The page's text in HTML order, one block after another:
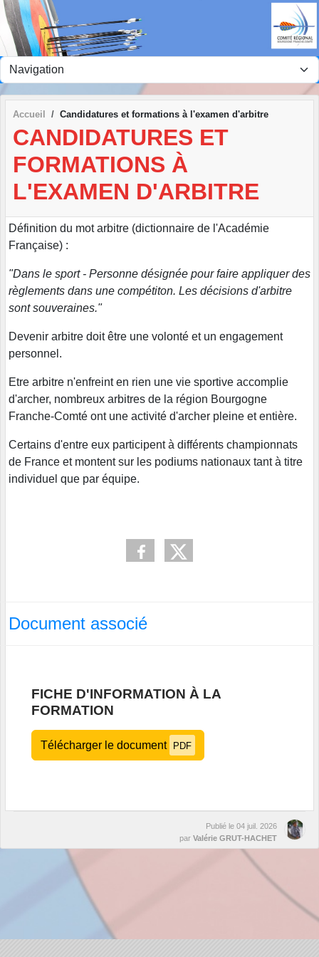
Accueil Candidatures et formations à l'examen d'arbitre
CANDIDATURES ET
FORMATIONS À
L'EXAMEN D'ARBITRE
Définition du mot arbitre (dictionnaire de l'Académie
Française) :
"Dans le sport - Personne désignée pour faire appliquer des
règlements dans une compétiton. Les décisions d'arbitre
sont souveraines."
Devenir arbitre doit être une volonté et un engagement
personnel.
Etre arbitre n'enfreint en rien une vie sportive accomplie
d'archer, nombreux arbitres de la région Bourgogne
Franche-Comté ont une activité d'archer pleine et entière.
Certains d'entre eux participent à différents championnats
de France et montent sur les podiums nationaux tant à titre
individuel que par équipe.
Document associé
FICHE D'INFORMATION À LA
FORMATION
Télécharger le document PDF
Publié le 04 juil. 2026
par Valérie GRUT-HACHET
Panneau de gestion des cookies